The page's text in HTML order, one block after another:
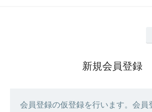
新規会員登録
会員登録の仮登録を行います。会員